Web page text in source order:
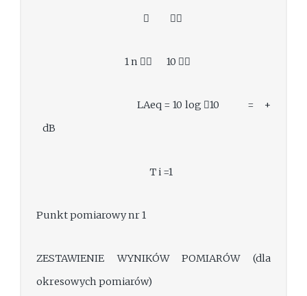
 
1 n  10 
LAeq = 10 log 10 = +
dB
T i =1
Punkt pomiarowy nr 1
ZESTAWIENIE WYNIKÓW POMIARÓW (dla
okresowych pomiarów)